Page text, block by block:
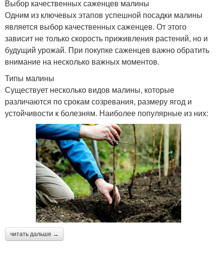
Выбор качественных саженцев малины
Одним из ключевых этапов успешной посадки малины
является выбор качественных саженцев. От этого
зависит не только скорость приживления растений, но и
будущий урожай. При покупке саженцев важно обратить
внимание на несколько важных моментов.
Типы малины
Существует несколько видов малины, которые
различаются по срокам созревания, размеру ягод и
устойчивости к болезням. Наиболее популярные из них:
читать дальше →